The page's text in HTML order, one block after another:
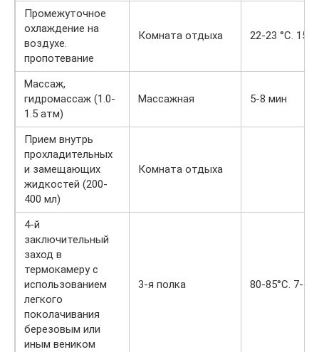
Промежуточное
охлаждение на
воздухе.
пропотевание
Комната отдыха 22-23 °С. 15-
Массаж,
гидромассаж (1.0-
1.5 атм)
Массажная 5-8 мин
Прием внутрь
прохладительных
и замещающих
жидкостей (200-
400 мл)
Комната отдыха
4-й
заключительный
заход в
термокамеру с
использованием
легкого
поколачивания
березовым или
иным веником
3-я полка 80-85°С. 7-10